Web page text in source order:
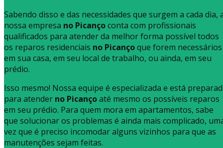
Sabendo disso e das necessidades que surgem a cada dia,
nossa empresa no Picançoconta com profissionais
qualificados para atender da melhor forma possível todos
os reparos residenciais no Picançoque forem necessários
em sua casa, em seu local de trabalho, ou ainda, em seu
prédio.
Isso mesmo! Nossa equipe é especializada e está
para atender no Picançoaté mesmo os possíveis reparos
em seu prédio. Para quem mora em apartamentos, sabe
que solucionar os problemas é ainda mais complicado,
vez que é preciso incomodar alguns vizinhos para que as
manutenções sejam feitas.